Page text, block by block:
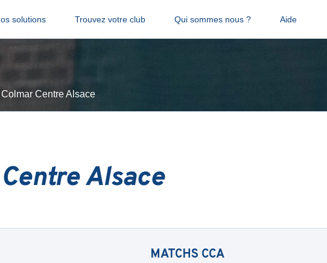
solutions Trouvez votre club Qui sommes nous ? Aide
Colmar Centre Alsace
Alsace
MATCHS CCA